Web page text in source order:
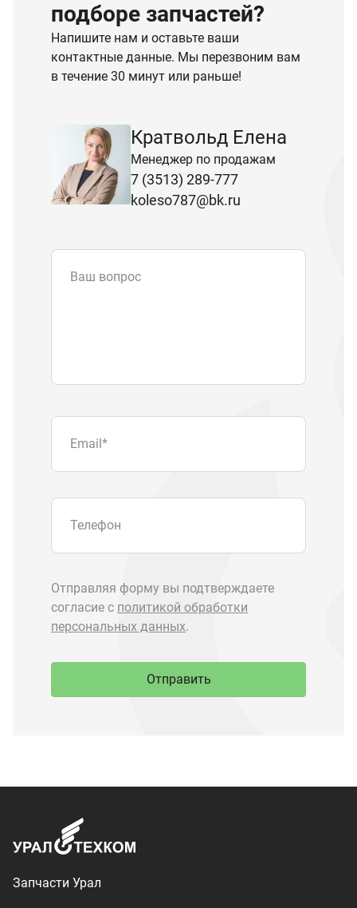
подборе запчастей?
Напишите нам и оставьте ваши
контактные данные. Мы перезвоним вам
в течение 30 минут или раньше!
Кратвольд Елена
Менеджер по продажам
7 (3513) 289-777
koleso787@bk.ru
Ваш вопрос
Запчасти Урал
Запчасти Камаз
Спецпредложения
Доставка и оплата
utkm@mail.ru